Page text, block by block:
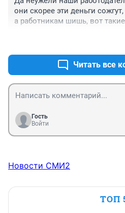
они скорее эти деньги
а работникам шишь, вот
Читать все
Гость
Войти
Новости СМИ2
ТОП